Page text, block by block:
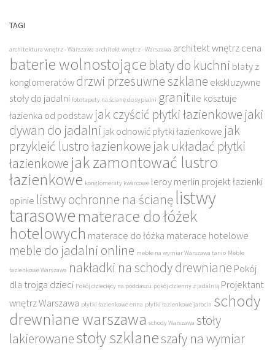
TAGI
architektura wnętrz - Warszawa architekt wnętrz - Warszawa architekt wnętrz cena
baterie wolnostojące blaty do kuchni blaty z
konglomeratówdrzwi przesuwne szklane ekskluzywne
stoły do jadalni fototapety na ścianę do sypialni granitile kosztuje
łazienka od podstaw jak czyścić płytki łazienkowe jaki
dywan do jadalni jak odnowić płytki łazienkowe jak
przykleić lustro łazienkowe jak układać płytki
łazienkowe jak zamontować lustro
łazienkowe konglomeraty kwarcowe leroy merlin projekt łazienki
opinie listwy ochronne na ścianęlistwy
tarasowematerace do łóżek
hotelowych materace do łóżka materace hotelowe
meble do jadalni online meble na wymiar Warszawa tanio Meble
łazienkowe Warszawa nakładki na schody drewniane Pokój
dla trojga dzieci Pokój dziecięcy na poddaszu pokój dzienny z jadalnią Projektant
wnętrz Warszawa płytki łazienkowe enna płytki łazienkowe jarocin schody
drewniane warszawa schody Warszawa stoły
lakierowanestoły szklaneszafy na wymiar